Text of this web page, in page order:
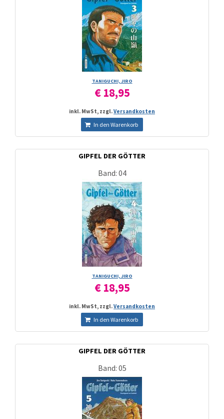
TANIGUCHI, JIRO
€ 18,95
inkl. MwSt, zzgl.Versandkosten
In den Warenkorb
GIPFEL DER GÖTTER
Band: 04
TANIGUCHI, JIRO
€ 18,95
inkl. MwSt, zzgl.Versandkosten
In den Warenkorb
GIPFEL DER GÖTTER
Band: 05